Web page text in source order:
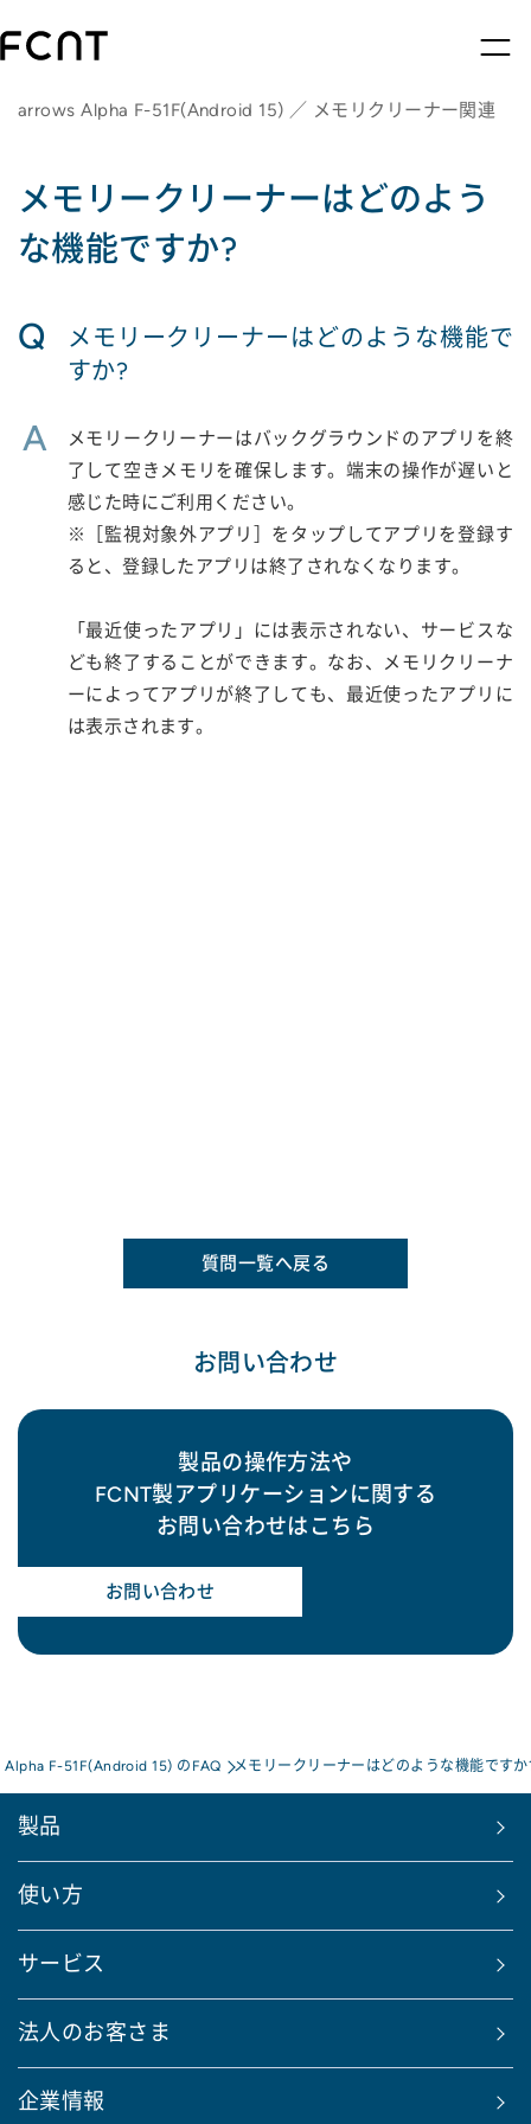
arrows Alpha F-51F(Android 15) ／ メモリクリーナー関連
メモリークリーナーはどのよう
な機能ですか?
Q
メモリークリーナーはどのような機能で
すか?
A
メモリークリーナーはバックグラウンドのアプリを終
了して空きメモリを確保します。端末の操作が遅いと
感じた時にご利用ください。
※［監視対象外アプリ］をタップしてアプリを登録す
ると、登録したアプリは終了されなくなります。
「最近使ったアプリ」には表示されない、サービスな
ども終了することができます。なお、メモリクリーナ
ーによってアプリが終了しても、最近使ったアプリに
は表示されます。
質問一覧へ戻る
お問い合わせ
製品の操作方法や
FCNT製アプリケーションに関する
お問い合わせはこちら
お問い合わせ
Alpha F-51F(Android 15) のFAQ メモリークリーナーはどのような機能ですか
製品
使い方
サービス
法人のお客さま
企業情報